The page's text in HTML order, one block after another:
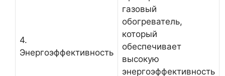
4.
Энергоэффективность
газовый
обогреватель,
который
обеспечивает
высокую
энергоэффективность